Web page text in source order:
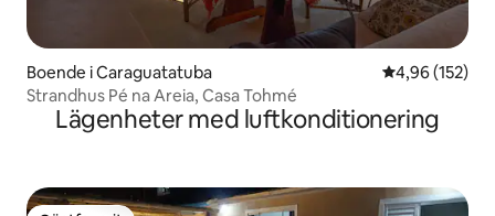
Boende i Caraguatatuba 4,96 av 5 i
4,96 (152)
Strandhus Pé na Areia, Casa Tohmé
Lägenheter med luftkonditionering